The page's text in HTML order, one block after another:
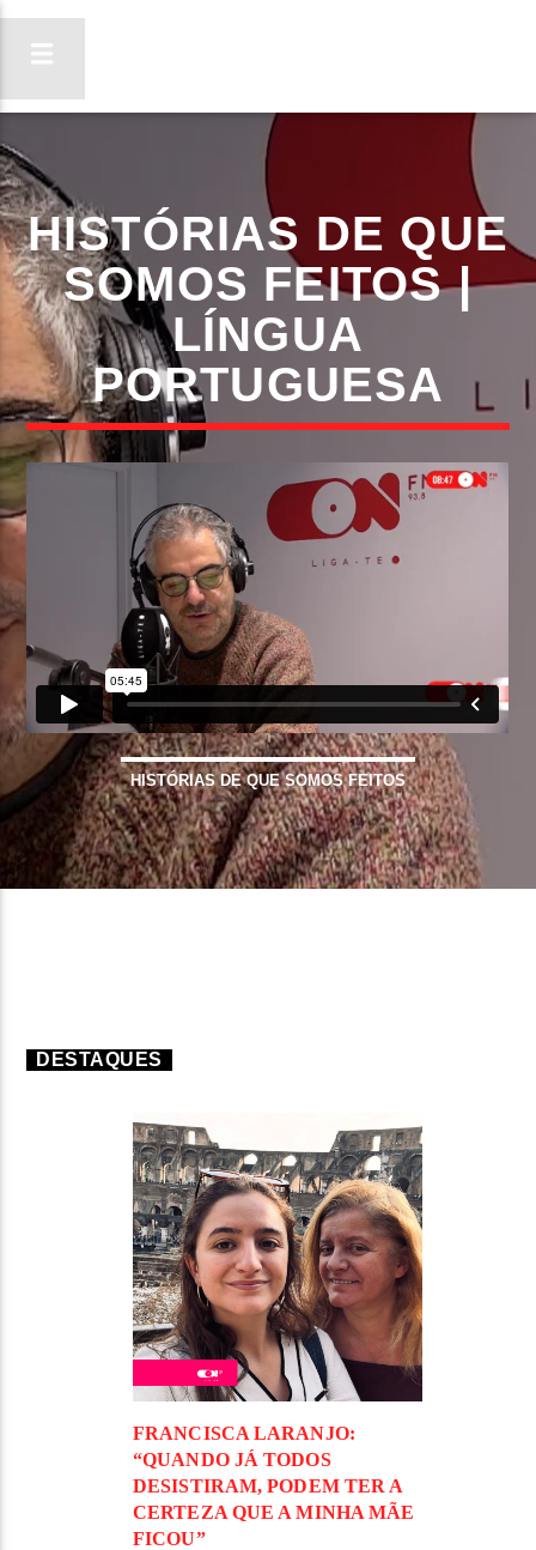
ON FM
LIGA-TE
FAIXA ATUAL
TÍTULO
ARTISTA
ON FM
HISTÓRIAS DE QUE
SOMOS FEITOS |
LÍNGUA
PORTUGUESA
HISTÓRIAS DE QUE SOMOS FEITOS
DESTAQUES
FRANCISCA LARANJO:
“QUANDO JÁ TODOS
DESISTIRAM, PODEM TER A
CERTEZA QUE A MINHA MÃE
FICOU”